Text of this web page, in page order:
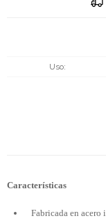
Uso
Características
Fabricada en acero